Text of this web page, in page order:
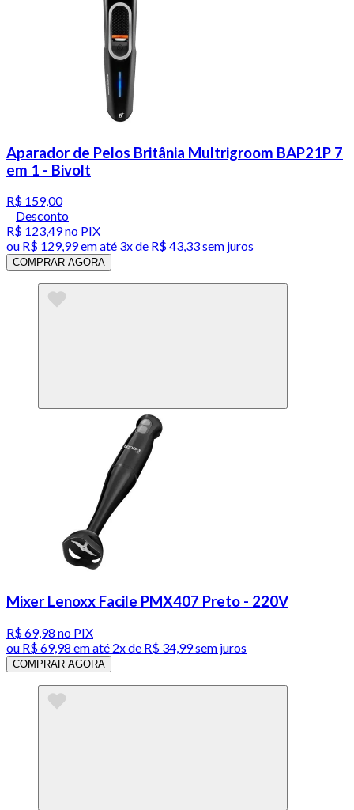
Aparador de Pelos Britânia Multrigroom BAP21P 7
em 1 - Bivolt
R$ 159,00
Desconto
R$ 123,49no PIX
ou R$ 129,99em até 3x de R$ 43,33 sem juros
COMPRAR AGORA
Mixer Lenoxx Facile PMX407 Preto - 220V
R$ 69,98 no PIX
ou R$ 69,98 em até 2x de R$ 34,99 sem juros
COMPRAR AGORA